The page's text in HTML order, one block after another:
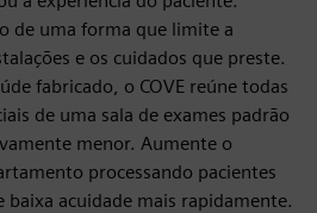
de uma forma que limite a
e os cuidados que preste.
fabricado, o COVE reúne todas
de uma sala de exames padrão
menor. Aumente o
processando pacientes
baixa acuidade mais rapidamente.